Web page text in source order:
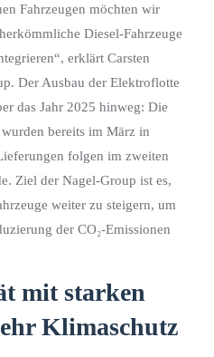
Fahrzeugen möchten wir
Diesel-Fahrzeuge
erklärt Carsten
Der Ausbau der Elektroflotte
das Jahr 2025 hinweg: Die
bereits im März in
folgen im zweiten
Ziel der Nagel-Group ist es,
weiter zu steigern, um
der CO₂-Emissionen
mit starken
Klimaschutz